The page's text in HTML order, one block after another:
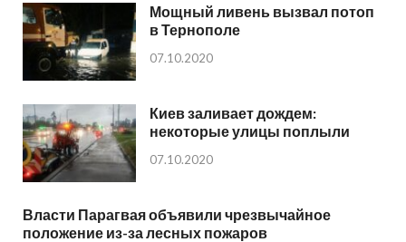
Мощный ливень вызвал потоп
в Тернополе
07.10.2020
Киев заливает дождем:
некоторые улицы поплыли
07.10.2020
Власти Парагвая объявили чрезвычайное
положение из-за лесных пожаров